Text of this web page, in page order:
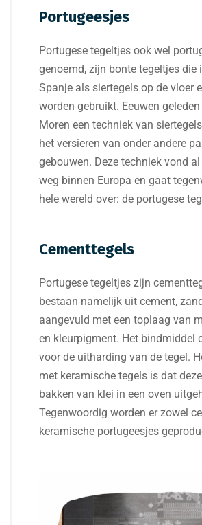
Portugeesjes
Portugese tegeltjes ook wel
genoemd, zijn bonte tegeltjes die
Spanje als siertegels op de vloer
worden gebruikt. Eeuwen
Moren een techniek van
het versieren van onder andere
gebouwen. Deze techniek vond
weg binnen Europa en gaat
hele wereld over: de portugese
Cementtegels
Portugese tegeltjes zijn
bestaan namelijk uit cement,
aangevuld met een toplaag van
en kleurpigment. Het bindmiddel
voor de uitharding van de tegel.
met keramische tegels is dat
bakken van klei in een oven
Tegenwoordig worden er zowel
keramische portugeesjes